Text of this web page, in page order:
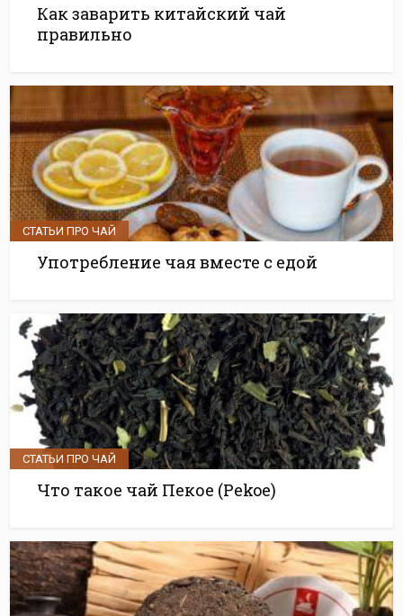
Как заварить китайский чай
правильно
СТАТЬИ ПРО ЧАЙ
Употребление чая вместе с едой
СТАТЬИ ПРО ЧАЙ
Что такое чай Пекое (Pekoe)